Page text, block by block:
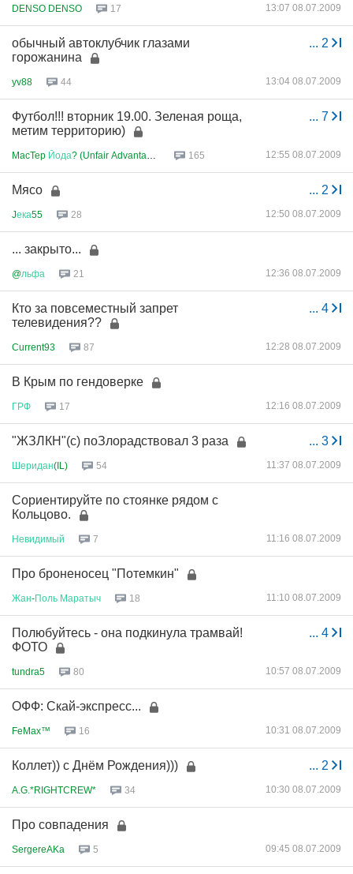
DENSO DENSO 17 13:07 08.07.2009
... 2
обычный автоклубчик глазами
горожанина
yv88 44 13:04 08.07.2009
... 7
Футбол!!! вторник 19.00. Зеленая роща,
метим территорию)
MacTep Йода? (Unfair Advantage... 165 12:55 08.07.2009
... 2
Мясо
Jека55 28 12:50 08.07.2009
... закрыто...
@льфа 21 12:36 08.07.2009
... 4
Кто за повсеместный запрет
телевидения??
Current93 87 12:28 08.07.2009
В Крым по гендоверке
ГРФ 17 12:16 08.07.2009
... 3
"ЖЗЛКН"(с) поЗлорадствовал 3 раза
Шеридан(IL) 54 11:37 08.07.2009
Сориентируйте по стоянке рядом с
Кольцово.
Невидимый 7 11:16 08.07.2009
Про броненосец "Потемкин"
Жан-Поль Маратыч 18 11:10 08.07.2009
... 4
Полюбуйтесь - она подкинула трамвай!
ФОТО
tundra5 80 10:57 08.07.2009
ОФФ: Скай-экспресс...
FeMax™ 16 10:31 08.07.2009
... 2
Коллет)) с Днём Рождения)))
A.G.*RIGHTCREW* 34 10:30 08.07.2009
Про совпадения
SergereAKa 5 09:45 08.07.2009